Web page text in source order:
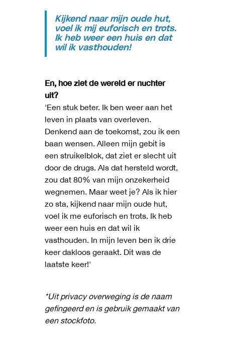
Kijkend naar mijn oude hut,
voel ik mij euforisch en trots.
Ik heb weer een huis en dat
wil ik vasthouden!
En, hoe ziet de wereld er nuchter
uit?
'Een stuk beter. Ik ben weer aan het
leven in plaats van overleven.
Denkend aan de toekomst, zou ik een
baan wensen. Alleen mijn gebit is
een struikelblok, dat ziet er slecht uit
door de drugs. Als dat hersteld wordt,
zou dat 80% van mijn onzekerheid
wegnemen. Maar weet je? Als ik hier
zo sta, kijkend naar mijn oude hut,
voel ik me euforisch en trots. Ik heb
weer een huis en dat wil ik
vasthouden. In mijn leven ben ik drie
keer dakloos geraakt. Dit was de
laatste keer!'
*Uit privacy overweging is de naam
gefingeerd en is gebruik gemaakt van
een stockfoto.